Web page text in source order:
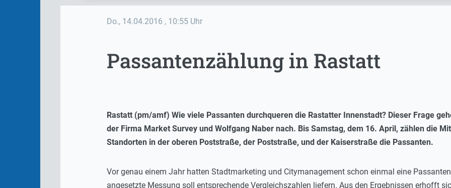
Do., 14.04.2016 , 10:55 Uhr
Passantenzählung in Rastatt
Rastatt (pm/amf) Wie viele Passanten durchqueren die Rastatter Innenstadt? Dieser Frage
der Firma Market Survey und Wolfgang Naber nach. Bis Samstag, dem 16. April, zählen die
Standorten in der oberen Poststraße, der Poststraße, und der Kaiserstraße die Passanten.
Vor genau einem Jahr hatten Stadtmarketing und Citymanagement schon einmal eine
angesetzte Messung soll entsprechende Vergleichszahlen liefern. Aus den Ergebnissen erhofft